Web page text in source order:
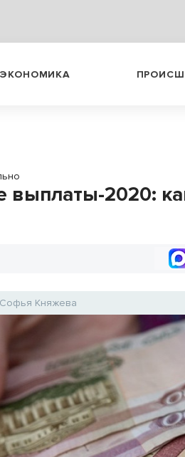
ЭКОНОМИКА
выплаты-2020:
Софья Княжева